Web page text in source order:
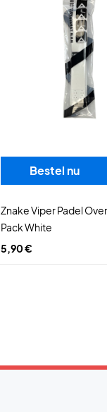
Bestel nu
Znake Viper Padel
Pack White
5,90 €